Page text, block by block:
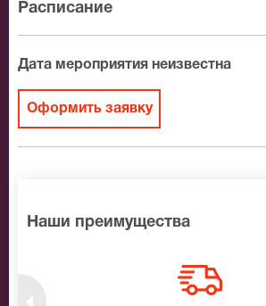
Расписание
Дата мероприятия неизвестна
Оформить заявку
Наши преимущества